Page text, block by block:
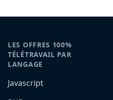
LES OFFRES 100%
TÉLÉTRAVAIL PAR
LANGAGE
Javascript